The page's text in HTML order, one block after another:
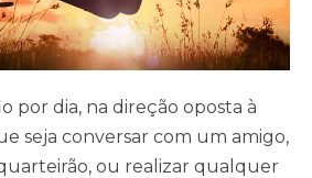
por dia, na direção oposta à
seja conversar com um amigo,
ou realizar qualquer